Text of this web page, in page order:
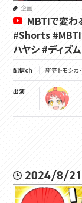
企画
MBTIで変わ
#Shorts #MBTI
ハヤシ #ディズム
配信ch 緋笠トモシカ
出演
2024/8/